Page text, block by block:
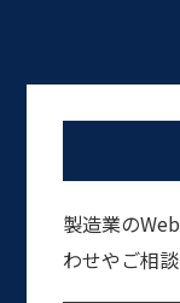
製造業の
わせやご相